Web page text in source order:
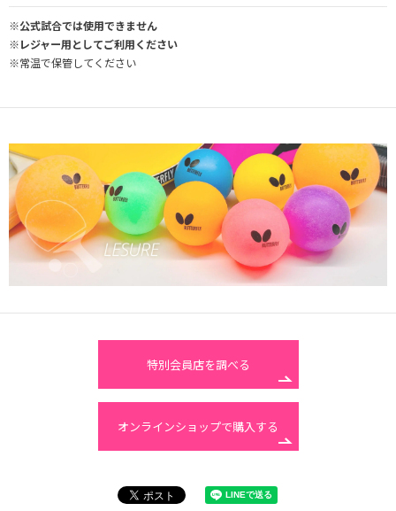
※公式試合では使用できません
※レジャー用としてご利用ください
※常温で保管してください
特別会員店を調べる
オンラインショップで購入する